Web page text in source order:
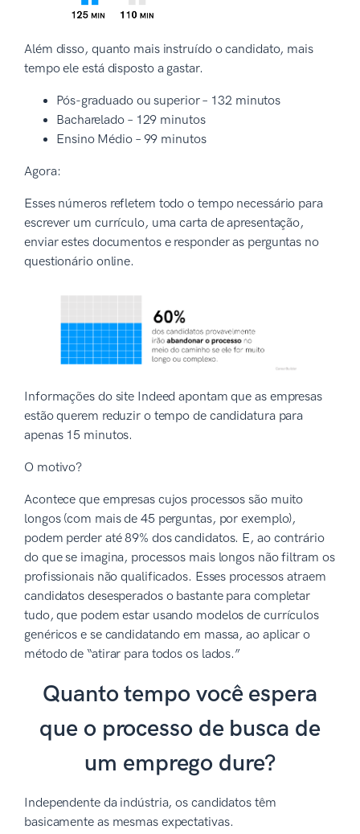
Além disso, quanto mais instruído o candidato, mais
tempo ele está disposto a gastar.
Pós-graduado ou superior – 132 minutos
Bacharelado – 129 minutos
Ensino Médio – 99 minutos
Agora:
Esses números refletem todo o tempo necessário para
escrever um currículo, uma carta de apresentação,
enviar estes documentos e responder as perguntas no
questionário online.
Informações do site Indeed apontam que as empresas
estão querem reduzir o tempo de candidatura para
apenas 15 minutos.
O motivo?
Acontece que empresas cujos processos são muito
longos (com mais de 45 perguntas, por exemplo),
podem perder até 89% dos candidatos. E, ao contrário
do que se imagina, processos mais longos não filtram os
profissionais não qualificados. Esses processos atraem
candidatos desesperados o bastante para completar
tudo, que podem estar usando modelos de currículos
genéricos e se candidatando em massa, ao aplicar o
método de “atirar para todos os lados.”
Quanto tempo você espera
que o processo de busca de
um emprego dure?
Independente da indústria, os candidatos têm
basicamente as mesmas expectativas.